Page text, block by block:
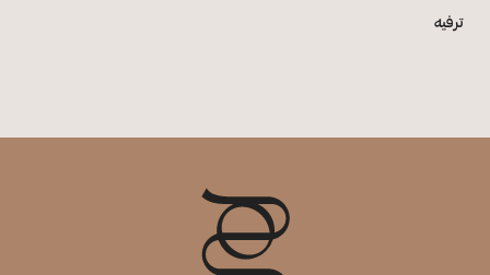
ترفيه